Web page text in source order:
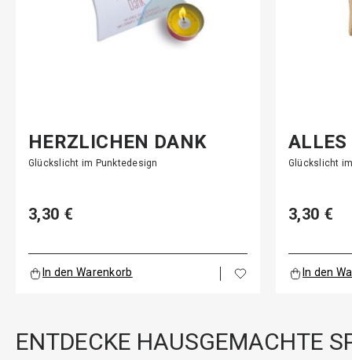
HERZLICHEN DANK
Glückslicht im Punktedesign
3,30 €
In den Warenkorb
ALLES
Glückslicht
3,30 €
In den
ENTDECKE HAUSGEMACHTE